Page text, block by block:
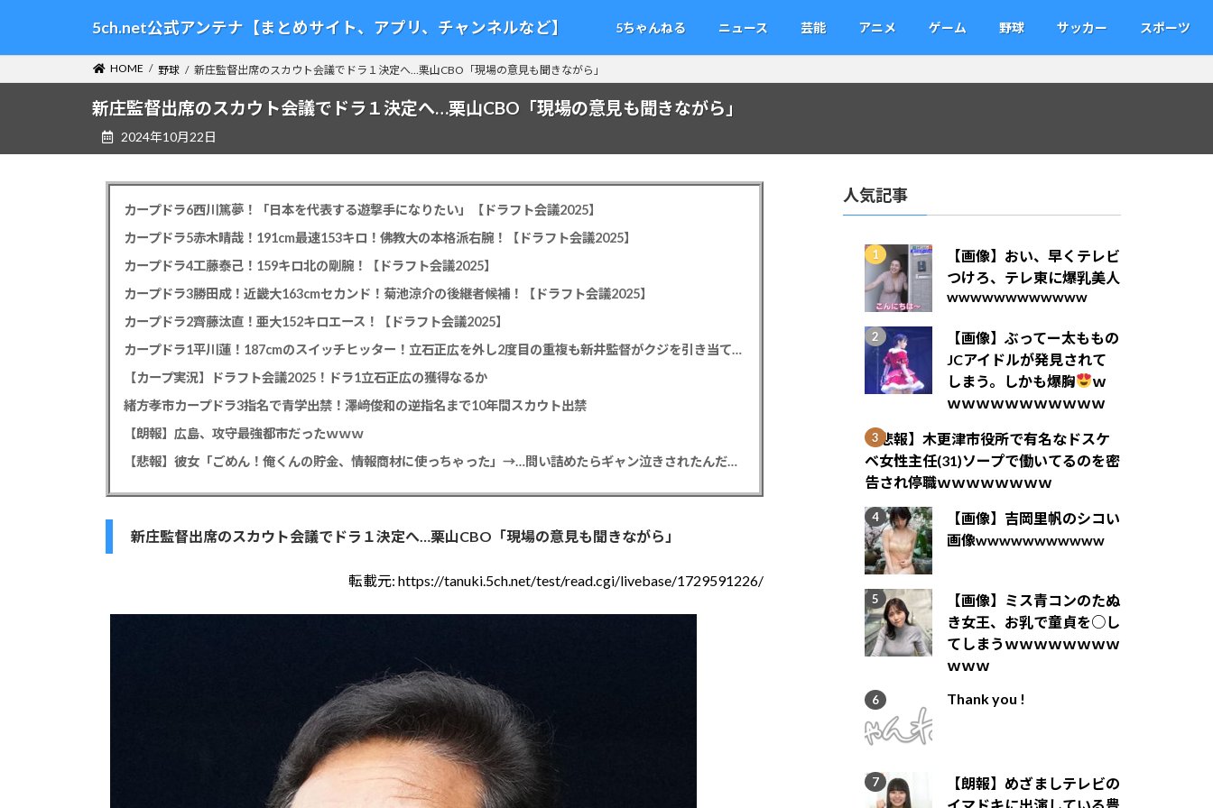
テ
ゲ
5ch.net公式アンテナ【まとめサイト、アプリ、チャンネルなど】 5ちゃんねる ニュース 芸能 アニメ ゲーム 野球 サッカー スポーツ
HOME 野球 新庄監督出席のスカウト会議でドラ１決定へ…栗山CBO「現場の意見も聞きながら」
新庄監督出席のスカウト会議でドラ１決定へ…栗山CBO「現場の意見も聞きながら」
2024年10月22日
カープドラ6西川篤夢！「日本を代表する遊撃手になりたい」【ドラフト会議2025】
カープドラ5赤木晴哉！191cm最速153キロ！佛教大の本格派右腕！【ドラフト会議2025】
カープドラ4工藤泰己！159キロ北の剛腕！【ドラフト会議2025】
カープドラ3勝田成！近畿大163cmセカンド！菊池涼介の後継者候補！【ドラフト会議2025】
カープドラ2齊藤汰直！亜大152キロエース！【ドラフト会議2025】
カープドラ1平川蓮！187cmのスイッチヒッター！立石正広を外し2度目の重複も新井監督がクジを引き当てる！【ドラフト会議2025】
【カープ実況】ドラフト会議2025！ドラ1立石正広の獲得なるか
緒方孝市カープドラ3指名で青学出禁！澤﨑俊和の逆指名まで10年間スカウト出禁
【朗報】広島、攻守最強都市だったｗｗｗ
【悲報】彼女「ごめん！俺くんの貯金、情報商材に使っちゃった」→…問い詰めたらギャン泣きされたんだが俺が悪いのか？
新庄監督出席のスカウト会議でドラ１決定へ…栗山CBO「現場の意見も聞きながら」
転載元:https://tanuki.5ch.net/test/read.cgi/livebase/1729591226/
人気記事
【画像】おい、早くテレビ
つけろ、テレ東に爆乳美人
wwwwwwwwwwww
【画像】ぶってー太ももの
JCアイドルが発見されて
しまう。しかも爆胸
ｗ
ｗｗｗｗｗｗｗｗｗｗｗ
【悲報】木更津市役所で有名なドスケ
ベ女性主任(31)ソープで働いてるのを密
告され停職ｗｗｗｗｗｗｗｗ
【画像】吉岡里帆のシコい
画像wwwwwwwwwww
【画像】ミス青コンのたぬ
き女王、お乳で童貞を○し
てしまうｗｗｗｗｗｗｗｗ
ｗｗｗ
Thank you !
【朗報】めざましテレビの